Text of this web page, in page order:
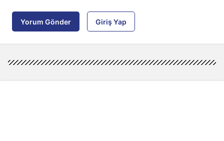
Yorum Gönder Giriş Yap